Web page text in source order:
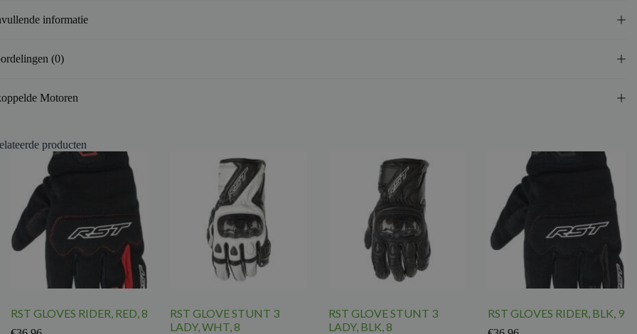
informatie
(0)
Motoren
producten
RST GLOVES RIDER, RED, 8
RST GLOVE STUNT 3
LADY, WHT, 8
RST GLOVE STUNT 3
LADY, BLK, 8
RST GLOVES RIDER, BLK, 9